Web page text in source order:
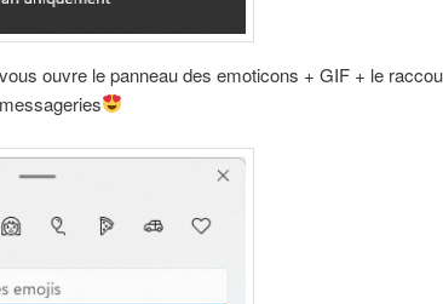
vous ouvre le panneau des emoticons + GIF + le